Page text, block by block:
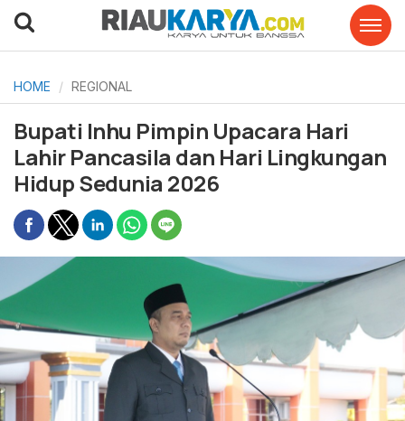
HOME REGIONAL
Bupati Inhu Pimpin Upacara Hari
Lahir Pancasila dan Hari Lingkungan
Hidup Sedunia 2026